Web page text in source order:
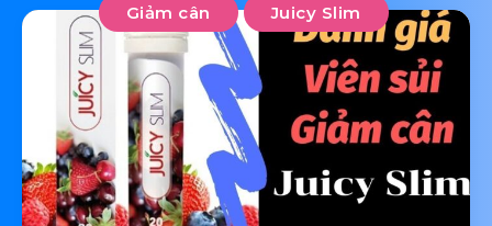
Giảm cân Juicy Slim